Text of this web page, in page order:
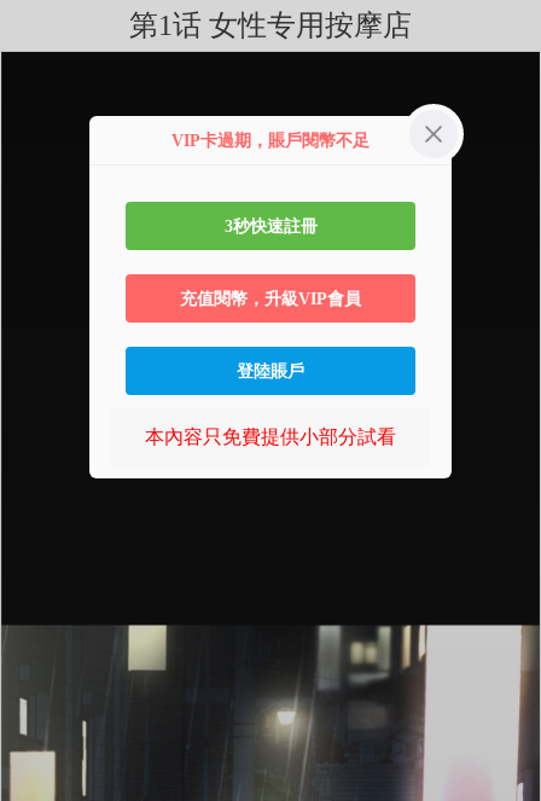
第1话 女性专用按摩店
VIP卡過期，賬戶閱幣不足
3秒快速註冊
充值閱幣，升級VIP會員
登陸賬戶
本內容只免費提供小部分試看